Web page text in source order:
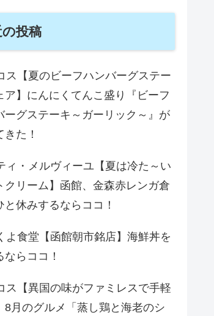
投稿
ス【夏のビーフハンバーグステー
ア】にんにくてんこ盛り『ビーフ
ーグステーキ～ガーリック～』が
きた！
ィ・メルヴィーユ【夏は冷た～い
クリーム】函館、金森赤レンガ倉
と休みするならココ！
よ食堂【函館朝市銘店】海鮮丼を
ならココ！
ス【異国の味がファミレスで手軽
8月のグルメ「蒸し鶏と海老のシ